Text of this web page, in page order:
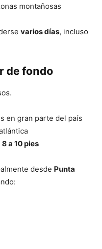
montañosas
varios días, incluso
de fondo
en gran parte del país
8 a 10 pies
desde Punta